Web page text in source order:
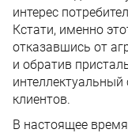
интерес
Кстати, именно
отказавшись от
и обратив
клиентов.
В настоящее